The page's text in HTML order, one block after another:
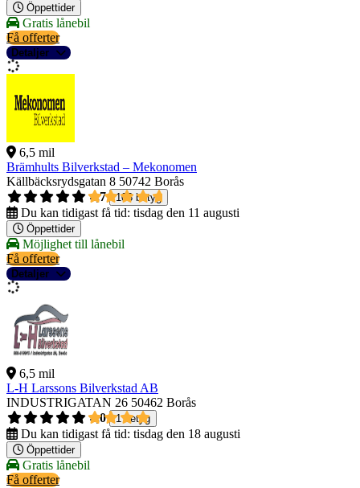
Öppettider
Gratis lånebil
Få offerter
Detaljer
6,5 mil
Brämhults Bilverkstad – Mekonomen
Källbäcksrydsgatan 8 50742 Borås
4,7
103 betyg
Du kan tidigast få tid: tisdag den 11 augusti
Öppettider
Möjlighet till lånebil
Få offerter
Detaljer
6,5 mil
L-H Larssons Bilverkstad AB
INDUSTRIGATAN 26 50462 Borås
4,0
1 betyg
Du kan tidigast få tid: tisdag den 18 augusti
Öppettider
Gratis lånebil
Få offerter